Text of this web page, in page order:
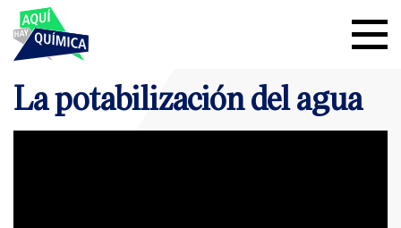
La potabilización del agua